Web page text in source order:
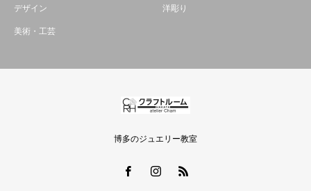
デザイン 洋彫り
美術・工芸
博多のジュエリー教室